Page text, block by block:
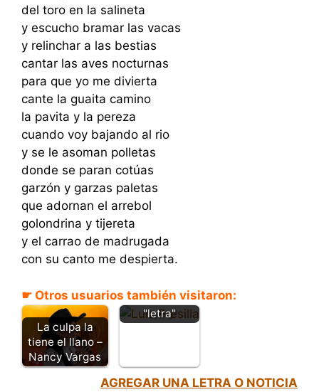
del toro en la salineta
y escucho bramar las vacas
y relinchar a las bestias
cantar las aves nocturnas
para que yo me divierta
cante la guaita camino
la pavita y la pereza
cuando voy bajando al rio
y se le asoman polletas
donde se paran cotúas
garzón y garzas paletas
que adornan el arrebol
golondrina y tijereta
y el carrao de madrugada
con su canto me despierta.
☛ Otros usuarios también visitaron:
La culpa la
tiene el llano –
Nancy Vargas
Luis Presilla -
"letra"
AGREGAR UNA LETRA O NOTICIA